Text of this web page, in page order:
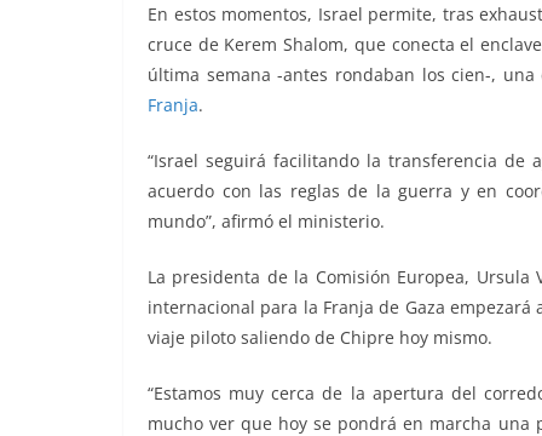
En estos momentos, Israel permite, tras
cruce de Kerem Shalom, que conecta el
última semana -antes rondaban los cien-,
Franja.
“Israel seguirá facilitando la transferencia de
acuerdo con las reglas de la guerra y en
mundo”, afirmó el ministerio.
La presidenta de la Comisión Europea,
internacional para la Franja de Gaza
viaje piloto saliendo de Chipre hoy mismo.
“Estamos muy cerca de la apertura del
mucho ver que hoy se pondrá en marcha